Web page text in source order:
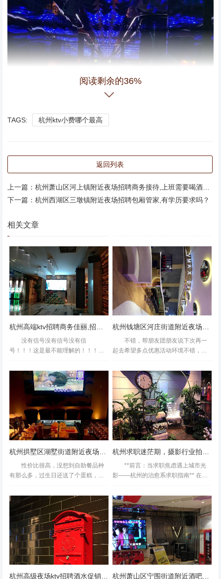
朋友香港回来。一起去了罗湖的钱柜玩，整体的体验觉得很
好。然后再一次就选了华强这边的钱柜毕竟比较近。不过确
5楼的房间。整个楼层空荡荡。服务人员也不多。然后房间
也是超级热。等了很久都是不凉的。后面才换了一个小的房
间。比较凉快。这个小吃跟图片和罗湖吃的都不一样。一看
就是制作不符合。然后这里的工作人员回答，就是这样的，
想说你们是假的钱柜吧，盗用名字吗？？餐品的质量和服务
差这么远。最后更搞笑。朋友带了几瓶酒。既然说我们外
带，需要收150的费用。请问收取这个费用的规章制度在哪
里？是有明码标识不给带，或者是带多少需要收多少费用。
不是没有消费哪种。朋友觉得不想搞事，觉得能给钱解决的
都是小事。商家是觉得这个是行业的潜规则。觉得相关部门
不会去管理？还是没有权利管理？这么明目张胆的收取这些
费用。,杭州不喝酒的夜总会招聘模特佳丽,工作环境和氛围
如何？ 还不错，虽然消费高，也是正常的，音响效果不错
经常去的ktv蛮不错的6666
阅读剩余的36%
TAGS: 杭州ktv小费哪个最高
返回列表
上一篇： 杭州萧山区河上镇附近夜场招聘商务接待,上班需要喝酒吗？
下一篇： 杭州西湖区三墩镇附近夜场招聘包厢管家,有学历要求吗？
相关文章
杭州高端ktv招聘商务佳丽,招聘联系方式是什么
没有信号没有信号没有信
号！！！这是最不能理解的！！！音
和自助餐都挺不错的，音响效果也
好，还会再去都是主题招聘，新开
的，环境不错！杭州高端ktv招聘商...
杭州钱塘区河庄街道附近夜场招聘包厢气氛租,(不需要喝酒的)
不错，帮朋友团朋友说下次再一
起去希望多点优惠活动环境不错，美
来有的，到时要唱了就跳没了，不知
什么原因，试了几次还没用。到别的
包箱就有了。杭州钱塘区河庄街...
性价比很高，没想到自助餐品种
有那么多，过生日还送了个蛋糕，真
最老牌的k房之一的，初中时候就有
了，到现在也有十几二十年了。以前
还是很火的，经常都是满房，...
**前言：当求职焦虑遇上城市光
影——杭州的治愈系求职指南** 在杭
每天都有无数年轻人捧着简历穿梭于
写字楼间，却总在深夜对着手机屏幕
陷入迷茫：**“下一...
杭州高级夜场ktv招聘酒水促销员,有学历要求吗？ 杭州萧山区宁围街道附近酒吧招聘包厢服务员,过年放假吗？